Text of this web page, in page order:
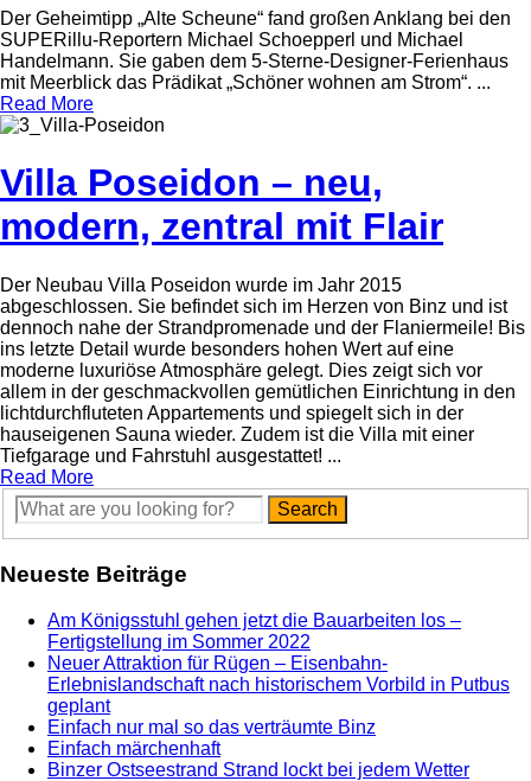
Der Geheimtipp „Alte Scheune“ fand großen Anklang bei den
SUPERillu-Reportern Michael Schoepperl und Michael
Handelmann. Sie gaben dem 5-Sterne-Designer-Ferienhaus
mit Meerblick das Prädikat „Schöner wohnen am Strom“. ...
Read More
Villa Poseidon – neu,
modern, zentral mit Flair
Der Neubau Villa Poseidon wurde im Jahr 2015
abgeschlossen. Sie befindet sich im Herzen von Binz und ist
dennoch nahe der Strandpromenade und der Flaniermeile! Bis
ins letzte Detail wurde besonders hohen Wert auf eine
moderne luxuriöse Atmosphäre gelegt. Dies zeigt sich vor
allem in der geschmackvollen gemütlichen Einrichtung in den
lichtdurchfluteten Appartements und spiegelt sich in der
hauseigenen Sauna wieder. Zudem ist die Villa mit einer
Tiefgarage und Fahrstuhl ausgestattet! ...
Read More
Neueste Beiträge
Am Königsstuhl gehen jetzt die Bauarbeiten los –
Fertigstellung im Sommer 2022
Neuer Attraktion für Rügen – Eisenbahn-
Erlebnislandschaft nach historischem Vorbild in Putbus
geplant
Einfach nur mal so das verträumte Binz
Einfach märchenhaft
Binzer Ostseestrand Strand lockt bei jedem Wetter